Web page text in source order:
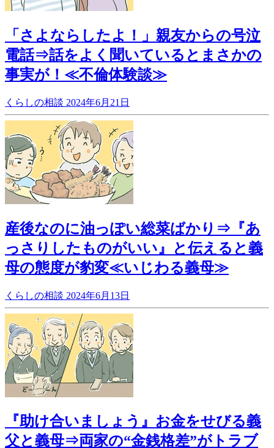
「さよならしたよ！」親友からの号泣
電話⇒話をよく聞いているとまさかの
事実が！≪不倫体験談≫
くらしの相談 2024年6月21日
産後なのに油っぽい総菜ばかり⇒『あ
っさりしたものがいい』と伝えると義
母の態度が豹変≪いじわる義母≫
くらしの相談 2024年6月13日
『助け合いましょう』お金をせびる義
父と義母⇒両家の“金銭格差”がトラブ